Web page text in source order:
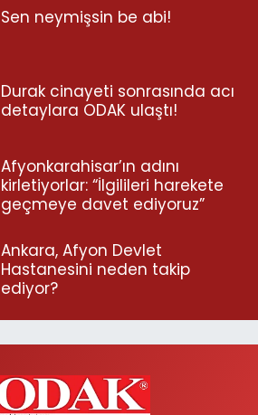
Sen neymişsin be abi!
Durak cinayeti sonrasında acı
detaylara ODAK ulaştı!
Afyonkarahisar’ın adını
kirletiyorlar: “İlgilileri harekete
geçmeye davet ediyoruz”
Ankara, Afyon Devlet
Hastanesini neden takip
ediyor?